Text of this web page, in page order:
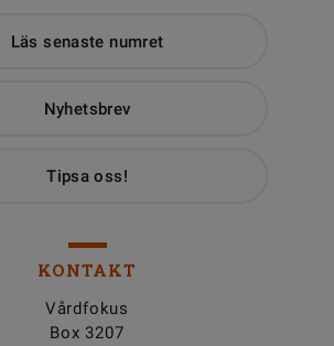
Läs senaste numret
Nyhetsbrev
Tipsa oss!
KONTAKT
Vårdfokus
Box 3207